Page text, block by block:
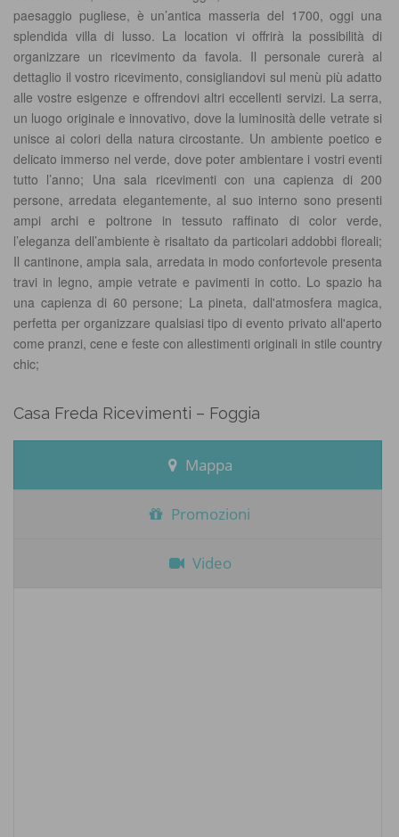
paesaggio pugliese, è un’antica masseria del 1700, oggi una
splendida villa di lusso. La location vi offrirà la possibilità di
organizzare un ricevimento da favola. Il personale curerà al
dettaglio il vostro ricevimento, consigliandovi sul menù più adatto
alle vostre esigenze e offrendovi altri eccellenti servizi. La serra,
un luogo originale e innovativo, dove la luminosità delle vetrate si
unisce ai colori della natura circostante. Un ambiente poetico e
delicato immerso nel verde, dove poter ambientare i vostri eventi
tutto l’anno; Una sala ricevimenti con una capienza di 200
persone, arredata elegantemente, al suo interno sono presenti
ampi archi e poltrone in tessuto raffinato di color verde,
l’eleganza dell’ambiente è risaltato da particolari addobbi floreali;
Il cantinone, ampia sala, arredata in modo confortevole presenta
travi in legno, ampie vetrate e pavimenti in cotto. Lo spazio ha
una capienza di 60 persone; La pineta, dall'atmosfera magica,
perfetta per organizzare qualsiasi tipo di evento privato all'aperto
come pranzi, cene e feste con allestimenti originali in stile country
chic;
Casa Freda Ricevimenti – Foggia
Mappa
Promozioni
Video